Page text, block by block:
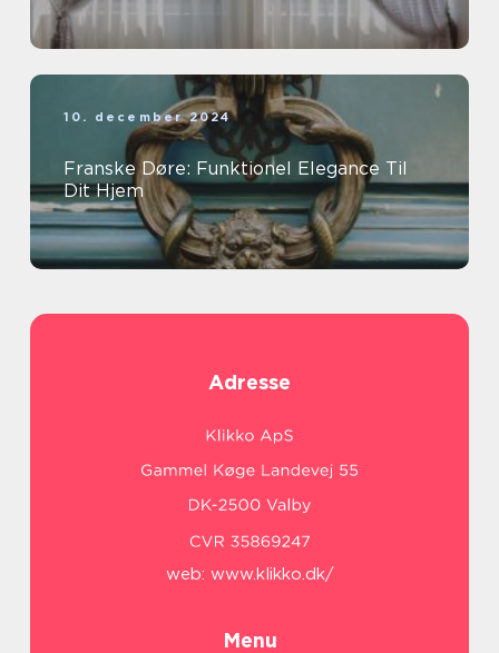
10. december 2024
Franske Døre: Funktionel Elegance Til
Dit Hjem
Adresse
web: www.klikko.dk/
Menu